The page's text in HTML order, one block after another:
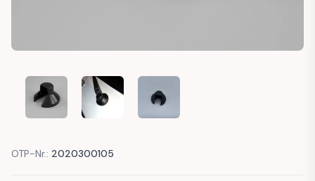
LANCIA DELTA I INTEGRALE HF EVO COVER REAR WIPER
LANCIA DELTA I INTEGRALE HF EVO COVER
LANCIA DELTA I INTEGRALE HF
OTP-Nr.: 2020300105